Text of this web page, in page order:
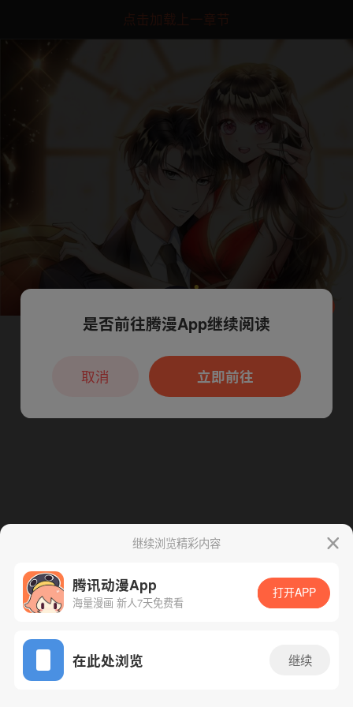
点击加载上一章节
App免费看
腾漫App免费看
继续浏览精彩内容
腾讯动漫App
海量漫画 新人7天免费看
打开APP
在此处浏览 继续
本章节仅支持App阅读，可打开App新用
户7天免费看
是否前往腾漫App继续阅读
立即前往
取消